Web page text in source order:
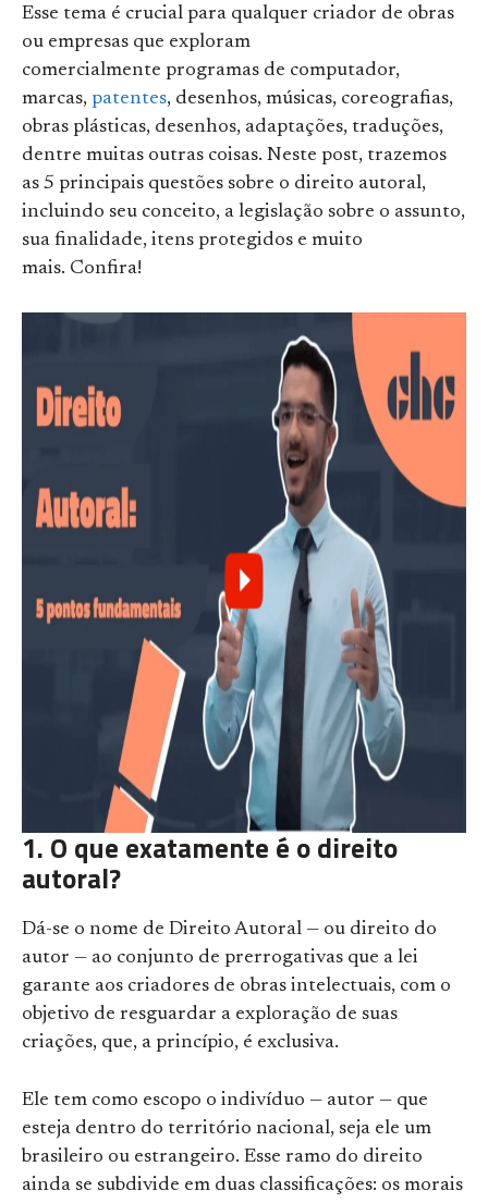
Esse tema é crucial para qualquer criador de obras
ou empresas que exploram
comercialmente programas de computador,
marcas, patentes, desenhos, músicas, coreografias,
obras plásticas, desenhos, adaptações, traduções,
dentre muitas outras coisas. Neste post, trazemos
as 5 principais questões sobre o direito autoral,
incluindo seu conceito, a legislação sobre o assunto,
sua finalidade, itens protegidos e muito
mais. Confira!
1. O que exatamente é o direito
autoral?
Dá-se o nome de Direito Autoral — ou direito do
autor — ao conjunto de prerrogativas que a lei
garante aos criadores de obras intelectuais, com o
objetivo de resguardar a exploração de suas
criações, que, a princípio, é exclusiva.
Ele tem como escopo o indivíduo — autor — que
esteja dentro do território nacional, seja ele um
brasileiro ou estrangeiro. Esse ramo do direito
ainda se subdivide em duas classificações: os morais